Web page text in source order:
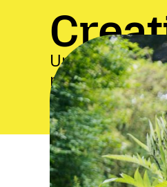
Une
nouveau